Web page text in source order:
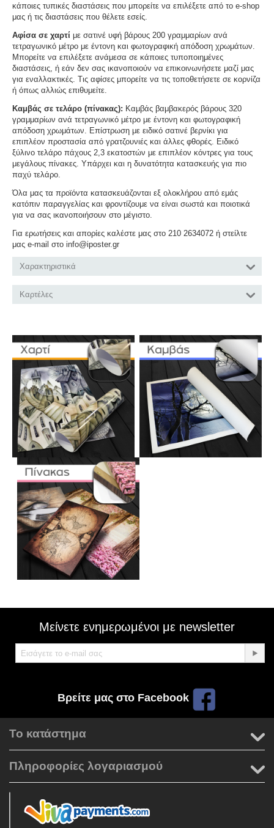
κάποιες τυπικές διαστάσεις που μπορείτε να επιλέξετε από το e-shop
μας ή τις διαστάσεις που θέλετε εσείς.
Αφίσα σε χαρτί με σατινέ υφή βάρους 200 γραμμαρίων ανά
τετραγωνικό μέτρο με έντονη και φωτογραφική απόδοση χρωμάτων.
Μπορείτε να επιλέξετε ανάμεσα σε κάποιες τυποποιημένες
διαστάσεις, ή εάν δεν σας ικανοποιούν να επικοινωνήσετε μαζί μας
για εναλλακτικές. Τις αφίσες μπορείτε να τις τοποθετήσετε σε κορνίζα
ή όπως αλλιώς επιθυμείτε.
Καμβάς σε τελάρο (πίνακας): Καμβάς βαμβακερός βάρους 320
γραμμαρίων ανά τετραγωνικό μέτρο με έντονη και φωτογραφική
απόδοση χρωμάτων. Επίστρωση με ειδικό σατινέ βερνίκι για
επιπλέον προστασία από γρατζουνιές και άλλες φθορές. Ειδικό
ξύλινο τελάρο πάχους 2,3 εκατοστών με επιπλέον κόντρες για τους
μεγάλους πίνακες. Υπάρχει και η δυνατότητα κατασκευής για πιο
παχύ τελάρο.
Όλα μας τα προϊόντα κατασκευάζονται εξ ολοκλήρου από εμάς
κατόπιν παραγγελίας και φροντίζουμε να είναι σωστά και ποιοτικά
για να σας ικανοποιήσουν στο μέγιστο.
Για ερωτήσεις και απορίες καλέστε μας στο 210 2634072 ή στείλτε
μας e-mail στο info@iposter.gr
Χαρακτηριστικά
Καρτέλες
Μείνετε ενημερωμένοι με newsletter
Βρείτε μας στο Facebook
Το κατάστημα
Πληροφορίες λογαριασμού